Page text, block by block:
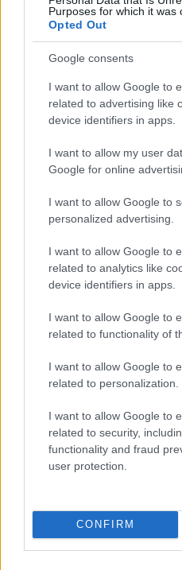
Purposes for which it was
Opted Out
Google consents
I want to allow Google to
related to advertising like
device identifiers in apps.
I want to allow my user
Google for online
I want to allow Google to
personalized advertising.
I want to allow Google to
related to analytics like
device identifiers in apps.
I want to allow Google to
related to functionality of
I want to allow Google to
related to personalization.
I want to allow Google to
related to security,
functionality and fraud
user protection.
CONFIRM
Indizi social, location e
senza violare la privacy
CHI SI FA CHI
Disabilità e Accessibilità:
della Piscina Comunale di
PIÙ LETTI